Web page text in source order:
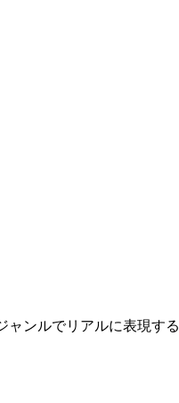
ャンルでリアルに表現する